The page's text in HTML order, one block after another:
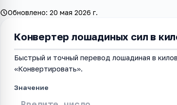
Обновлено: 20 мая 2026 г.
Конвертер лошадиных сил в
Быстрый и точный перевод лошадиная в
«Конвертировать».
Значение